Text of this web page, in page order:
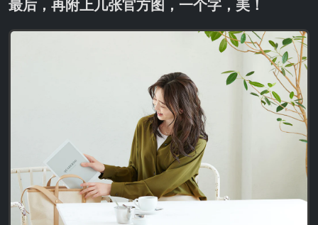
最后，再附上几张官方图，一个字，美！